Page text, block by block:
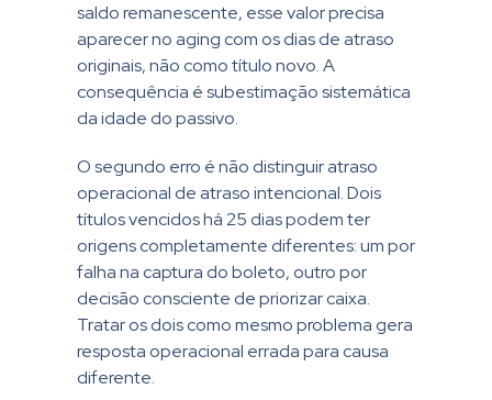
saldo remanescente, esse valor precisa
aparecer no aging com os dias de atraso
originais, não como título novo. A
consequência é subestimação sistemática
da idade do passivo.
O segundo erro é não distinguir atraso
operacional de atraso intencional. Dois
títulos vencidos há 25 dias podem ter
origens completamente diferentes: um por
falha na captura do boleto, outro por
decisão consciente de priorizar caixa.
Tratar os dois como mesmo problema gera
resposta operacional errada para causa
diferente.